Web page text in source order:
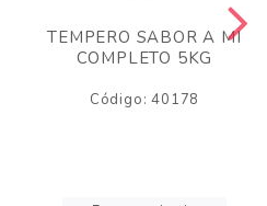
TEMPERO SABOR A MI
COMPLETO 5KG
Código: 40178